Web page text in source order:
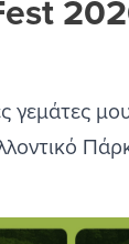
γεμάτες